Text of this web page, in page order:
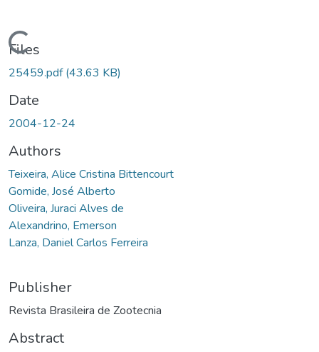
Files
25459.pdf(43.63 KB)
Date
2004-12-24
Authors
Teixeira, Alice Cristina Bittencourt
Gomide, José Alberto
Oliveira, Juraci Alves de
Alexandrino, Emerson
Lanza, Daniel Carlos Ferreira
Publisher
Revista Brasileira de Zootecnia
Abstract